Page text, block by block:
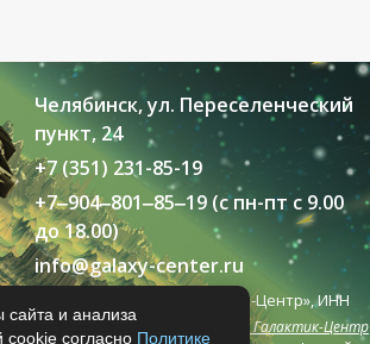
Челябинск, ул. Переселенческий
пункт, 24
+7 (351) 231-85-19
+7‒904‒801‒85‒19 (с пн-пт с 9.00
до 18.00)
info@galaxy-center.ru
© 2002 - 2026 ООО «Галактик-Центр», ИНН
7453084523
Дизайн сайта: Галактик-Центр
и анализа
согласно Политике